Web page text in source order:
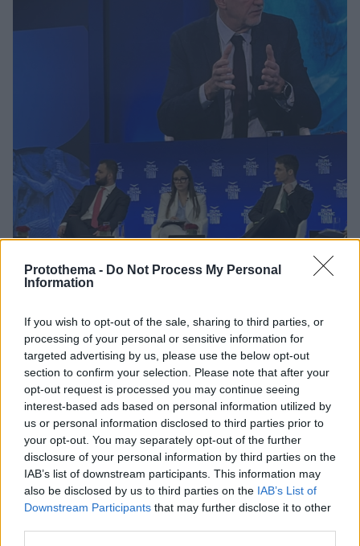
Protothema - Do Not Process My Personal
Information
If you wish to opt-out of the sale, sharing to third parties, or
processing of your personal or sensitive information for
targeted advertising by us, please use the below opt-out
section to confirm your selection. Please note that after your
opt-out request is processed you may continue seeing
interest-based ads based on personal information utilized by
us or personal information disclosed to third parties prior to
your opt-out. You may separately opt-out of the further
disclosure of your personal information by third parties on the
IAB’s list of downstream participants. This information may
also be disclosed by us to third parties on the IAB’s List of
Downstream Participants that may further disclose it to other
Παπανδρέου από Δελφούς: «Οι αλλαγές και οι λύσεις
θέλουν αγώνα, με τη δική μας συμμετοχή»
Οσα είπε ο πρώην πρωθυπουργός στο 8ο Οικονομικό
Φόρουμ των Δελφών